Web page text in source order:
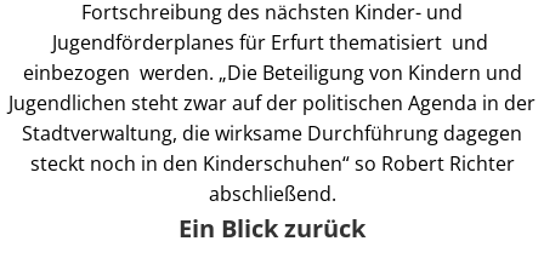
Fortschreibung des nächsten Kinder- und
Jugendförderplanes für Erfurt thematisiert und
einbezogen werden. „Die Beteiligung von Kindern und
Jugendlichen steht zwar auf der politischen Agenda in der
Stadtverwaltung, die wirksame Durchführung dagegen
steckt noch in den Kinderschuhen“ so Robert Richter
abschließend.
Ein Blick zurück